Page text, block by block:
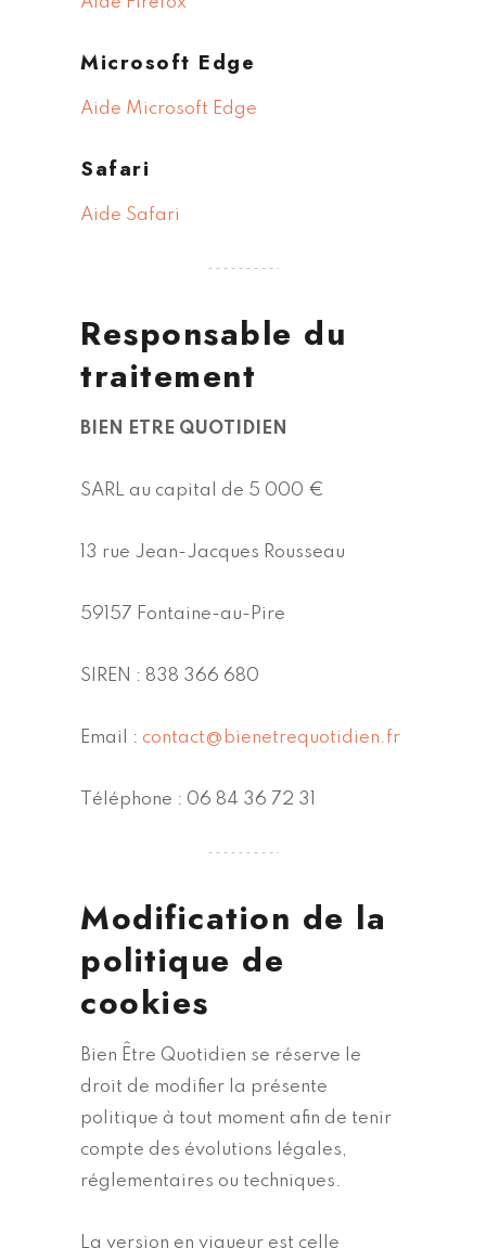
Microsoft Edge
Aide Microsoft Edge
Safari
Aide Safari
Responsable du
traitement
BIEN ETRE QUOTIDIEN
SARL au capital de 5 000 €
13 rue Jean-Jacques Rousseau
59157 Fontaine-au-Pire
SIREN : 838 366 680
Email : contact@bienetrequotidien.fr
Téléphone : 06 84 36 72 31
Modification de la
politique de
cookies
Bien Être Quotidien se réserve le
droit de modifier la présente
politique à tout moment afin de tenir
compte des évolutions légales,
réglementaires ou techniques.
La version en vigueur est celle